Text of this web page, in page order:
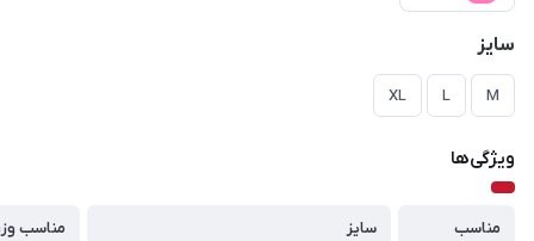
سایز
M
L
XL
ویژگی‌ها
مناسب
سایز
مناسب